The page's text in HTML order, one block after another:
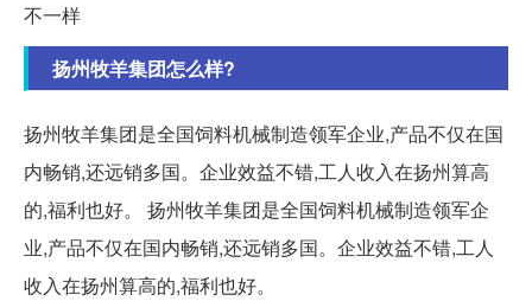
不一样
扬州牧羊集团怎么样?
扬州牧羊集团是全国饲料机械制造领军企业,产品不仅在国
内畅销,还远销多国。企业效益不错,工人收入在扬州算高
的,福利也好。 扬州牧羊集团是全国饲料机械制造领军企
业,产品不仅在国内畅销,还远销多国。企业效益不错,工人
收入在扬州算高的,福利也好。